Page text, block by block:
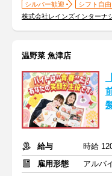
シルバー歓迎
シフト自
株式会社レインズインターナ
温野菜 魚津店
給与
時給
雇用形態
アルバ